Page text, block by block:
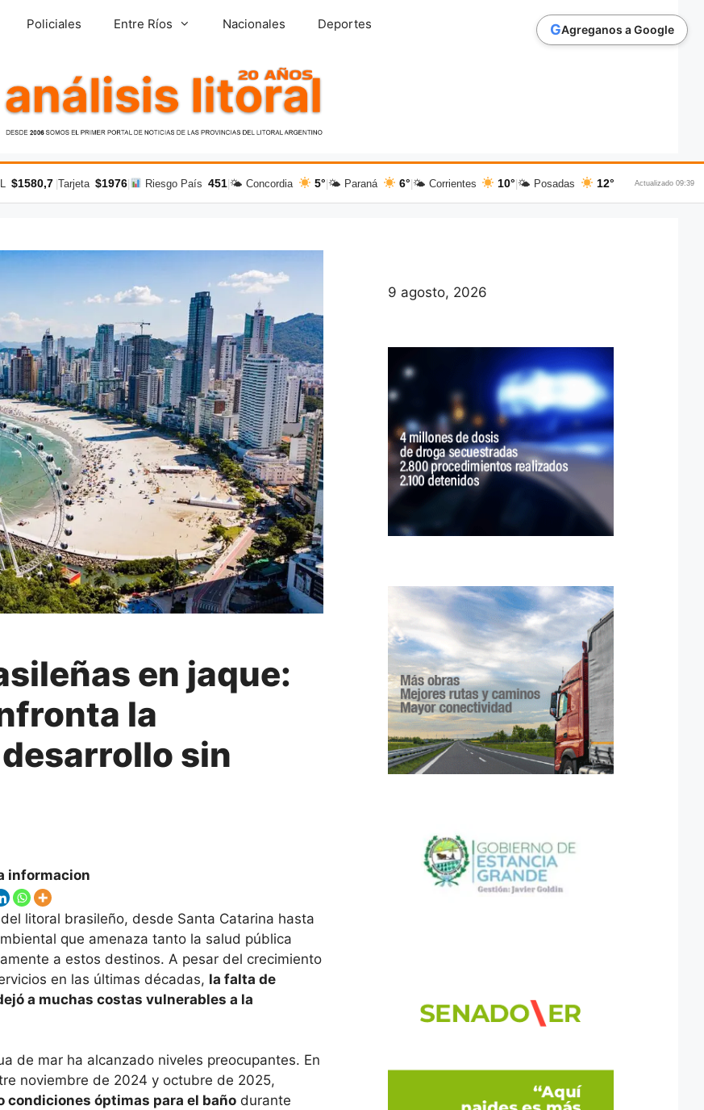
GAgreganos a Google
Policiales Entre Ríos Nacionales Deportes
$1580,7 |Tarjeta $1976| Riesgo País 451|🌤 Concordia 5°|🌤 Paraná 6°|🌤 Corrientes 10°|🌤 Posadas 12° Actualizado 09:39
en jaque:
la
sin
informacion
litoral brasileño, desde Santa Catarina hasta
que amenaza tanto la salud pública
a estos destinos. A pesar del crecimiento
en las últimas décadas, la falta de
a muchas costas vulnerables a la
de mar ha alcanzado niveles preocupantes. En
noviembre de 2024 y octubre de 2025,
condiciones óptimas para el baño durante
9 agosto, 2026